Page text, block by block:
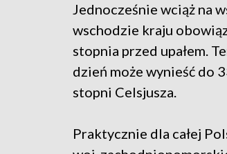
Jednocześnie wciąż na
wschodzie kraju
stopnia przed upałem.
dzień może wynieść do
stopni Celsjusza.
Praktycznie dla całej